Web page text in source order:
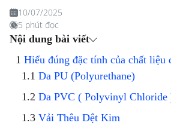
10/07/2025
5 phút đọc
Nội dung bài viết
Hiểu đúng đặc tính của chất liệu
Da PU (Polyurethane)
Da PVC ( Polyvinyl Chloride
Vải Thêu Dệt Kim